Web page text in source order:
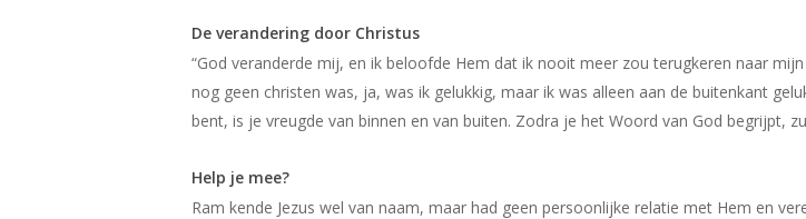
De verandering door Christus
“God veranderde mij, en ik beloofde Hem dat ik nooit meer zou terugkeren naar
nog geen christen was, ja, was ik gelukkig, maar ik was alleen aan de buitenkant
bent, is je vreugde van binnen en van buiten. Zodra je het Woord van God begrijpt,
Help je mee?
Ram kende Jezus wel van naam, maar had geen persoonlijke relatie met Hem en